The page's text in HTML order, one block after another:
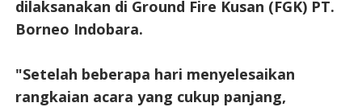
dilaksanakan di Ground Fire Kusan (FGK) PT.
Borneo Indobara.
"Setelah beberapa hari menyelesaikan
rangkaian acara yang cukup panjang,